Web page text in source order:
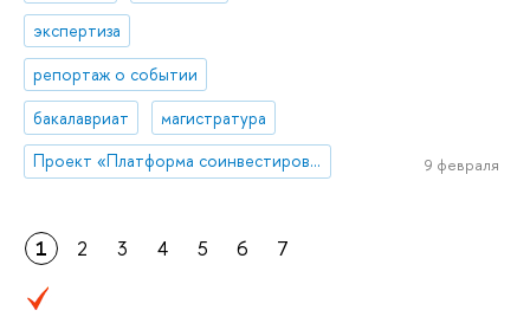
экспертиза
репортаж о событии
бакалавриат
магистратура
Проект «Платформа соинвестирования ключевых компетенций»
9 февраля
1 2 3 4 5 6 7